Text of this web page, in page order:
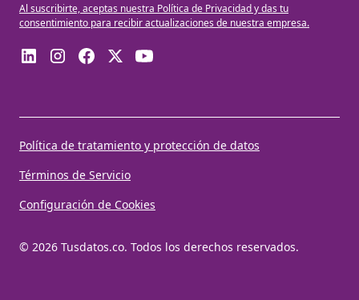
Al suscribirte, aceptas nuestra Política de Privacidad y das tu
consentimiento para recibir actualizaciones de nuestra empresa.
© 2026 Tusdatos.co. Todos los derechos reservados.
Política de tratamiento y protección de datos
Términos de Servicio
Configuración de Cookies